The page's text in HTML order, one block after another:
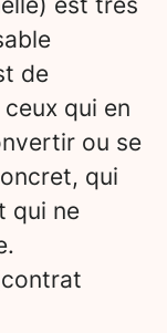
de
qui en
ou se
qui
qui ne